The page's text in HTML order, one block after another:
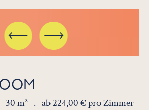
30 m² . ab 224,00 € pro Zimmer